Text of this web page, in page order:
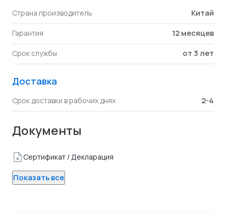
Страна производитель Китай
Гарантия 12 месяцев
Срок службы от 3 лет
Доставка
Срок доставки в рабочих днях 2-4
Документы
Сертификат / Декларация
Показать все